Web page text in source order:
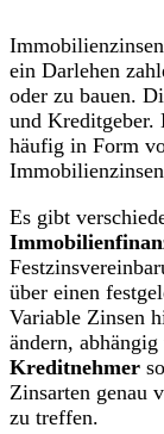
ein Darlehen
oder zu bauen.
und
häufig in Form
Es gibt
über einen
Variable Zinsen
ändern,
Kreditnehmer
Zinsarten genau
zu treffen.